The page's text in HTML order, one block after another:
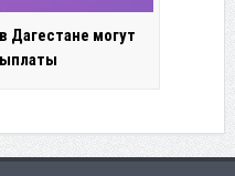
Дагестане могут